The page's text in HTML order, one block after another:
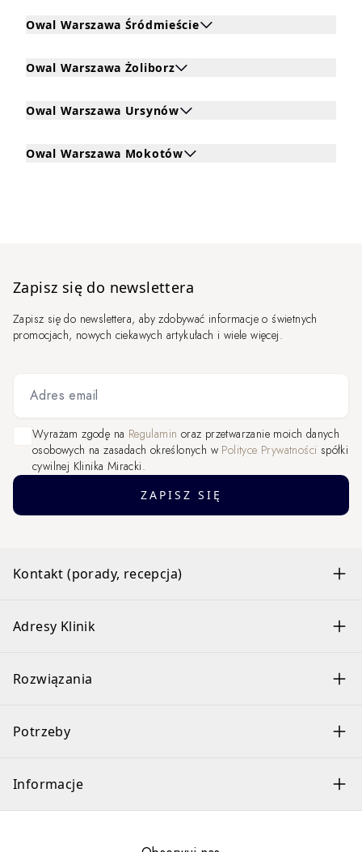
Owal Warszawa Śródmieście
Kliknij, aby rozwinąć i zobaczyć zabiegi dla Owal
Owal Warszawa Żoliborz
Kliknij, aby rozwinąć i zobaczyć zabiegi dla Owal
Owal Warszawa Ursynów
Kliknij, aby rozwinąć i zobaczyć zabiegi dla Owal
Owal Warszawa Mokotów
Kliknij, aby rozwinąć i zobaczyć zabiegi dla Owal
Zapisz się do newslettera
Zapisz się do newslettera, aby zdobywać informacje o świetnych
promocjach, nowych ciekawych artykułach i wiele więcej.
Adres email
Wyrażam zgodę na Regulamin oraz przetwarzanie moich danych
osobowych na zasadach określonych w Polityce Prywatności spółki
cywilnej Klinika Miracki.
ZAPISZ SIĘ
Kontakt (porady, recepcja)
Adresy Klinik
Rozwiązania
Potrzeby
Informacje